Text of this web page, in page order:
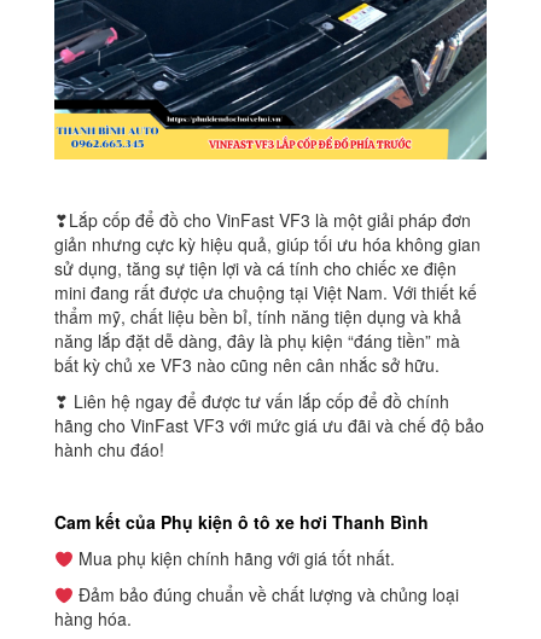
❣Lắp cốp để đồ cho VinFast VF3 là một giải pháp đơn
giản nhưng cực kỳ hiệu quả, giúp tối ưu hóa không gian
sử dụng, tăng sự tiện lợi và cá tính cho chiếc xe điện
mini đang rất được ưa chuộng tại Việt Nam. Với thiết kế
thẩm mỹ, chất liệu bền bỉ, tính năng tiện dụng và khả
năng lắp đặt dễ dàng, đây là phụ kiện “đáng tiền” mà
bất kỳ chủ xe VF3 nào cũng nên cân nhắc sở hữu.
❣ Liên hệ ngay để được tư vấn lắp cốp để đồ chính
hãng cho VinFast VF3 với mức giá ưu đãi và chế độ bảo
hành chu đáo!
Cam kết của Phụ kiện ô tô xe hơi Thanh Bình
Mua phụ kiện chính hãng với giá tốt nhất.
Đảm bảo đúng chuẩn về chất lượng và chủng loại
hàng hóa.